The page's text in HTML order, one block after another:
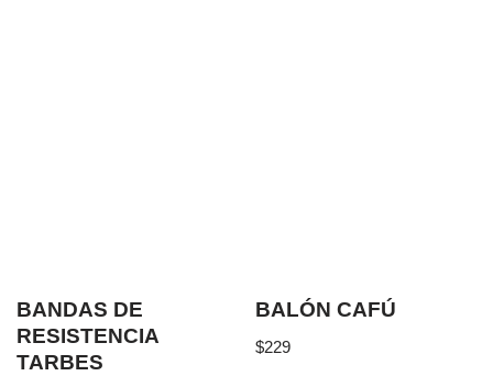
BANDAS DE
RESISTENCIA
TARBES
BALÓN CAFÚ
$229